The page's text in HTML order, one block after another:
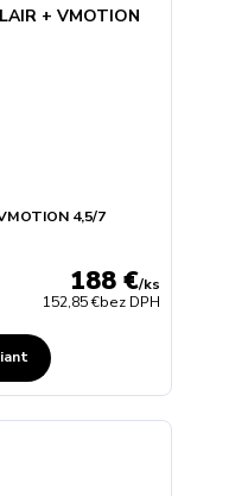
4,5/7
188 €/ks
152,85 €bez DPH